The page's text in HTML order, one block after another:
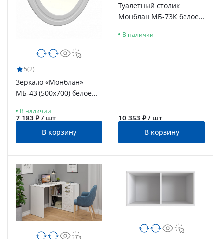
5(2)
Зеркало «Монблан»
МБ-43 (500х700) белое
В наличии
7 183 ₽ / шт
В корзину
Туалетный столик
Монблан МБ-73К белое
В наличии
10 353 ₽ / шт
В корзину